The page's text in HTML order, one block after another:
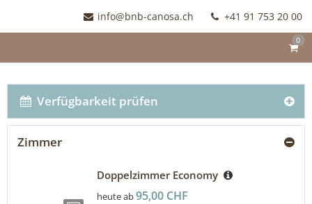
info@bnb-canosa.ch +41 91 753 20 00
0
Verfügbarkeit prüfen
Zimmer
Doppelzimmer Economy
heute ab95,00 CHF